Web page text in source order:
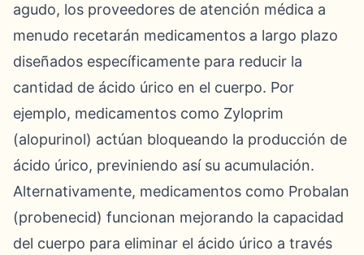
agudo, los proveedores de atención médica a
menudo recetarán medicamentos a largo plazo
diseñados específicamente para reducir la
cantidad de ácido úrico en el cuerpo. Por
ejemplo, medicamentos como Zyloprim
(alopurinol) actúan bloqueando la producción de
ácido úrico, previniendo así su acumulación.
Alternativamente, medicamentos como Probalan
(probenecid) funcionan mejorando la capacidad
del cuerpo para eliminar el ácido úrico a través